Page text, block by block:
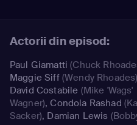
Actorii din episod:
Paul Giamatti (Chuck
Maggie Siff(Wendy Rhoades)
David Costabile (Mike 'Wags'
Wagner),Condola Rashad
Sacker), Damian Lewis